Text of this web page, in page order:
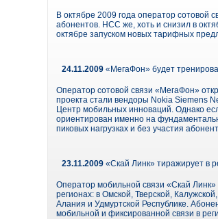
В октябре 2009 года оператор сотовой
абонентов. НСС же, хоть и снизил в
октябре запуском новых тарифных
24.11.2009 «МегаФон» будет
Оператор сотовой связи «МегаФон»
проекта стали вендоры Nokia Siemens
Центр мобильных инноваций. Однако
ориентирован именно на
пиковых нагрузках и без участия
23.11.2009 «Скай Линк» тиражирует в
Оператор мобильной связи «Скай
регионах: в Омской, Тверской,
Алания и Удмуртской Республике.
мобильной и фиксированной связи в